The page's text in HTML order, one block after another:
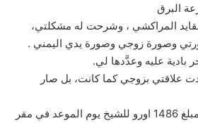
البرق
المراكشي ، وشرحت له مشكلتي،
وصورة زوجي وصورة يدي اليمني .
بادية عليه وعدَّدها لي.
علاقتي بزوجي كما كانت، بل صار
لم تنزعج خديجة من أداء مبلغ 1486 اورو للشيخ يوم الموعد في مقر